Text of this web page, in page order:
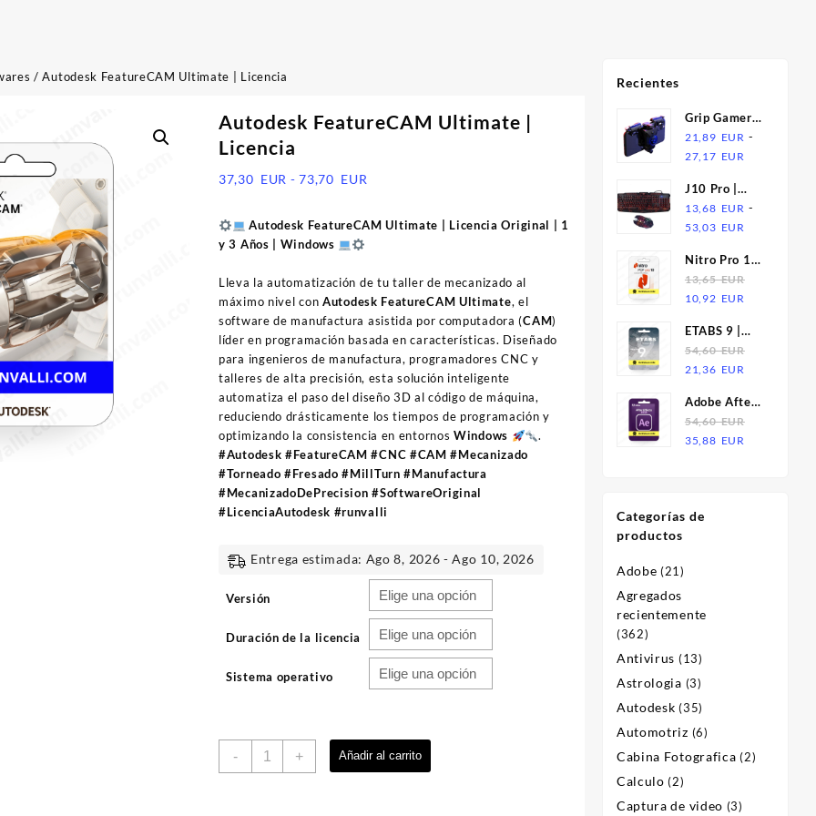
/ Autodesk FeatureCAM Ultimate | Licencia
Autodesk FeatureCAM Ultimate |
Licencia
37,30 EUR - 73,70 EUR
precios:
EUR
hasta
73,70
EUR
Autodesk FeatureCAM Ultimate | Licencia Original | 1
y 3 Años | Windows
Lleva la automatización de tu taller de mecanizado al
máximo nivel con Autodesk FeatureCAM Ultimate, el
software de manufactura asistida por computadora (CAM)
líder en programación basada en características. Diseñado
para ingenieros de manufactura, programadores CNC y
talleres de alta precisión, esta solución inteligente
automatiza el paso del diseño 3D al código de máquina,
reduciendo drásticamente los tiempos de programación y
optimizando la consistencia en entornosWindows
.
#Autodesk #FeatureCAM #CNC #CAM #Mecanizado
#Torneado #Fresado #MillTurn #Manufactura
#MecanizadoDePrecision #SoftwareOriginal
#LicenciaAutodesk #runvalli
Entrega estimada: Ago 8, 2026 - Ago 10, 2026
Versión
Duración de la licencia
Sistema operativo
-
Autodesk+ Añadir al carrito
Recientes
Grip Gamer
Alloy Pro |
Gatillos de
Joystick para
Celular
21,89 EUR -
27,17 EUR
precios:
desde
21,89
J10 Pro |
Teclado
Retroiluminado
Mouse
Gamer RGB
Luminous
13,68 EUR -
53,03 EUR
precios:
desde
13,68
Nitro Pro 10
| Licencia
13,65EUR
El
original
era:
13,65
10,92 EUR
actual
es:
10,92
ETABS 9 |
Suscripcion
54,60EUR
El
original
era:
54,60
21,36 EUR
actual
es:
21,36
Adobe After
Effects 2023
| Licencia
54,60EUR
El
54,60
35,88 EUR
Categorías de
productos
Adobe (21)
Agregados
recientemente
(362)
Antivirus (13)
Astrologia (3)
Autodesk (35)
Automotriz (6)
Cabina Fotografica (2)
Calculo (2)
Captura de video (3)